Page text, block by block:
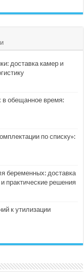
доставка камер и
в обещанное время:
по списку»:
беременных: доставка
практические решения
к утилизации